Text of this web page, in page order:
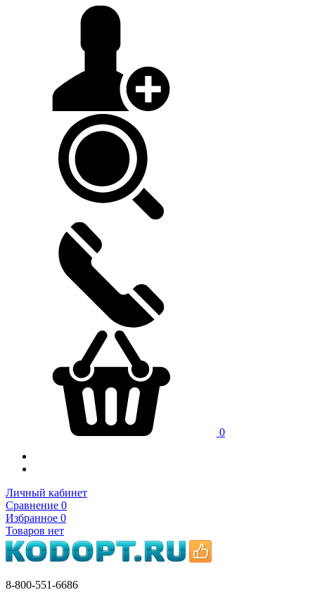
0
Личный кабинет
Сравнение 0
Избранное 0
Товаров нет
8-800-551-6686